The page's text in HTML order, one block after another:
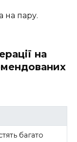
на пару.
на
багато